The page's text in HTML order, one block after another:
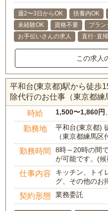
週2〜3日からOK 扶養内OK
未経験OK
資格不要 ブラン
お手伝いさんの求人
直行･直
この求人
平和台(東京都)駅から徒歩
除代行のお仕事（東京都練
時給 1,500〜1,860円
勤務地
平和台(東京都)
（東京都練馬区
勤務時間
8時～20時の間
が可能です。(
仕事内容
キッチン、トイ
グ、その他のお
契約形態 業務委託